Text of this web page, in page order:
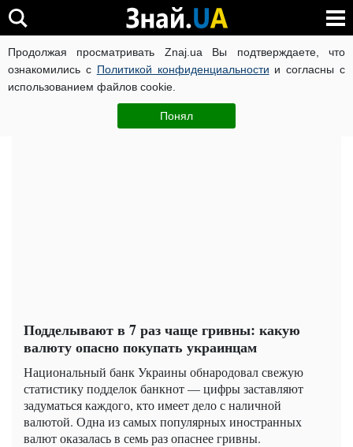
Продолжая просматривать Znaj.ua Вы подтверждаете, что
ознакомились с Политикой конфиденциальности и согласны с
использованием файлов cookie.
Понял
ВОЙНА РОССИИ ПРОТИВ УКРАИНЫ КОРОНАВИРУС В
ЧИТАТИ УКРАЇНСЬКОЮ
Подделывают в 7 раз чаще гривны: какую
валюту опасно покупать украинцам
Национальный банк Украины обнародовал свежую
статистику подделок банкнот — цифры заставляют
задуматься каждого, кто имеет дело с наличной
валютой. Одна из самых популярных иностранных
валют оказалась в семь раз опаснее гривны.